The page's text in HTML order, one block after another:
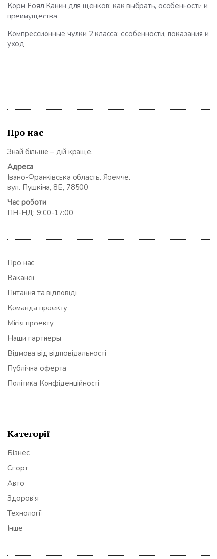
Корм Роял Канин для щенков: как выбрать, особенности и
преимущества
Компрессионные чулки 2 класса: особенности, показания и
уход
Про нас
Знай більше – дій краще.
Адреса
Івано-Франківська область, Яремче,
вул. Пушкіна, 8Б, 78500
Час роботи
ПН-НД: 9:00-17:00
Про нас
Вакансії
Питання та відповіді
Команда проекту
Місія проекту
Наши партнеры
Відмова від відповідальності
Публічна оферта
Політика Конфіденційності
Категорії
Бізнес
Спорт
Авто
Здоров’я
Технології
Інше